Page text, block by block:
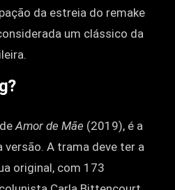
da estreia do remake
um clássico da
Amor de Mãe (2019), é a
versão. A trama deve ter a
original, com 173